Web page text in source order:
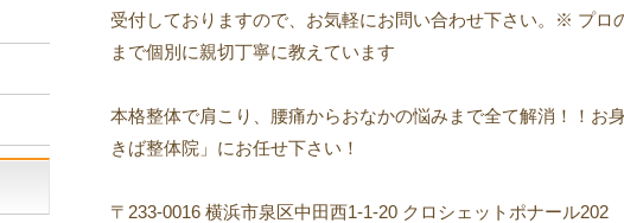
受付しておりますので、お気軽にお問い合わせ下さい。※ プロ
まで個別に親切丁寧に教えています
本格整体で肩こり、腰痛からおなかの悩みまで全て解消！！お
きば整体院」にお任せ下さい！
〒233-0016 横浜市泉区中田西1-1-20 クロシェットポナール202